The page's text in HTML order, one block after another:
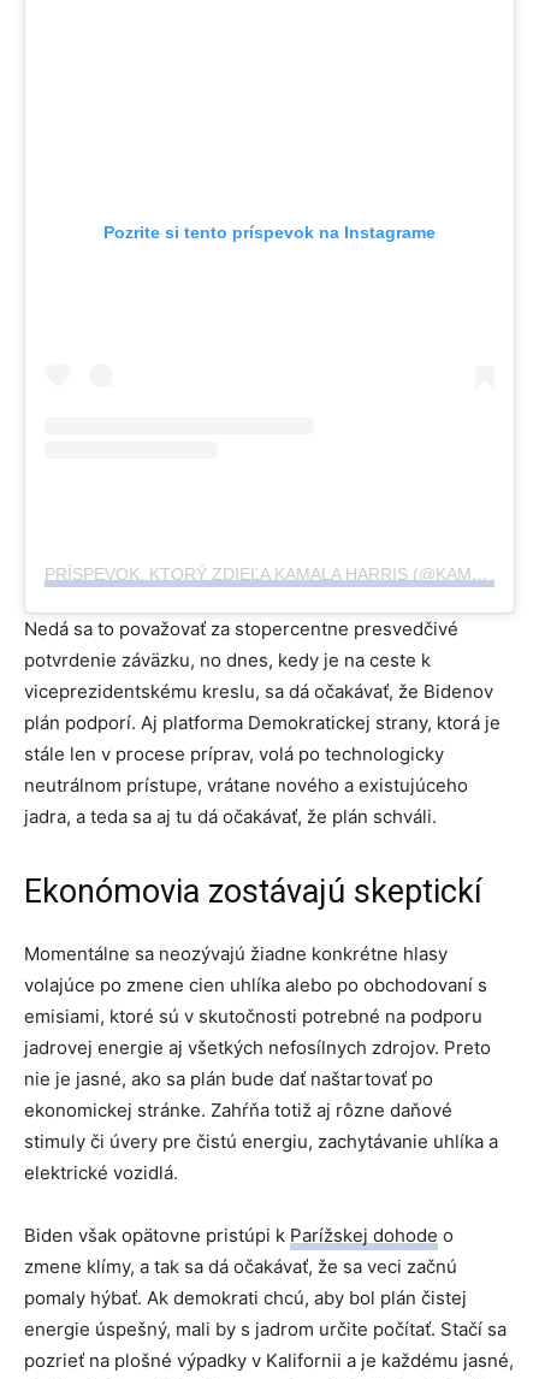
Pozrite si tento príspevok na Instagrame
PRÍSPEVOK, KTORÝ ZDIEĽA KAMALA HARRIS (@KAMALAHARRIS)
Nedá sa to považovať za stopercentne presvedčivé
potvrdenie záväzku, no dnes, kedy je na ceste k
viceprezidentskému kreslu, sa dá očakávať, že Bidenov
plán podporí. Aj platforma Demokratickej strany, ktorá je
stále len v procese príprav, volá po technologicky
neutrálnom prístupe, vrátane nového a existujúceho
jadra, a teda sa aj tu dá očakávať, že plán schváli.
Ekonómovia zostávajú skeptickí
Momentálne sa neozývajú žiadne konkrétne hlasy
volajúce po zmene cien uhlíka alebo po obchodovaní s
emisiami, ktoré sú v skutočnosti potrebné na podporu
jadrovej energie aj všetkých nefosílnych zdrojov. Preto
nie je jasné, ako sa plán bude dať naštartovať po
ekonomickej stránke. Zahŕňa totiž aj rôzne daňové
stimuly či úvery pre čistú energiu, zachytávanie uhlíka a
elektrické vozidlá.
Biden však opätovne pristúpi k Parížskej dohode o
zmene klímy, a tak sa dá očakávať, že sa veci začnú
pomaly hýbať. Ak demokrati chcú, aby bol plán čistej
energie úspešný, mali by s jadrom určite počítať. Stačí sa
pozrieť na plošné výpadky v Kalifornii a je každému jasné,